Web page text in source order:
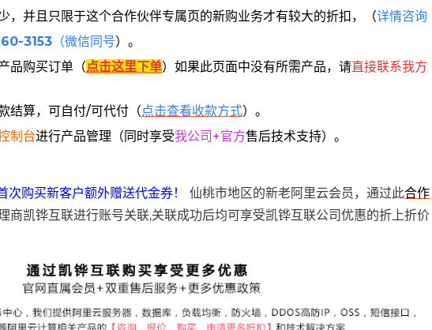
，并且只限于这个合作伙伴专属页的新购业务才有较大的折扣，
（详情咨询
3153 （微信同号）。
品购买订单（点击这里下单） 如果此页面中没有所需产品，请直接联系我方
结算，可自付/可代付（点击查看收款方式）。
制台进行产品管理（同时享受我公司+官方售后技术支持）。
次购买新客户额外赠送代金券！ 仙桃市地区的新老阿里云会员，通过此合作
商凯铧互联进行账号关联,关联成功后均可享受凯铧互联公司优惠的折上折价